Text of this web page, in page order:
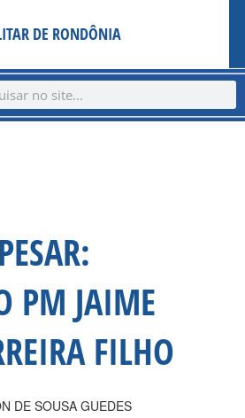
DE RONDÔNIA
PM JAIME
FILHO
DE SOUSA GUEDES